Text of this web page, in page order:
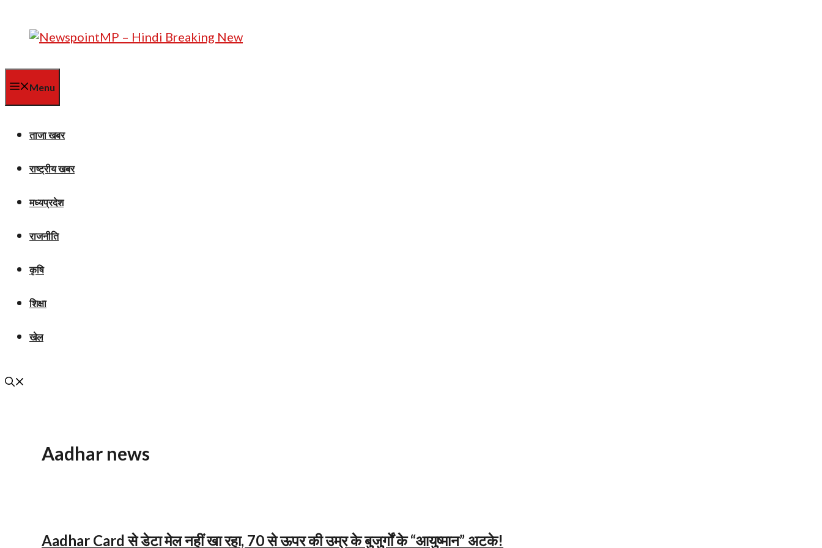
content
Menu
ताजा खबर
राष्ट्रीय खबर
मध्यप्रदेश
राजनीति
कृषि
शिक्षा
खेल
Aadhar news
Aadhar Card से डेटा मेल नहीं खा रहा, 70 से ऊपर की उम्र के बुजुर्गों के “आयुष्मान” अटके!